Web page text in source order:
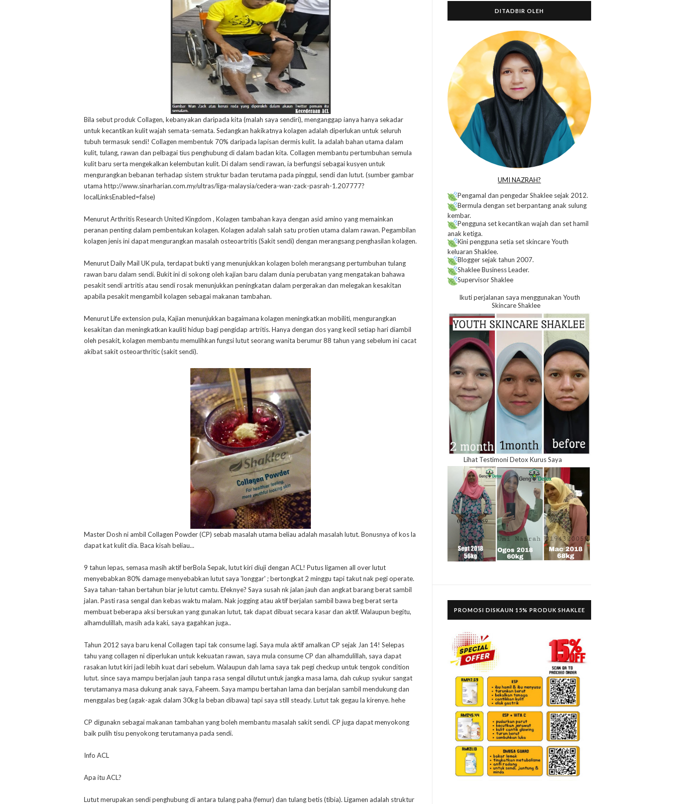
Bila sebut produk Collagen, kebanyakan daripada kita (malah saya sendiri), menganggap ianya hanya sekadar
untuk kecantikan kulit wajah semata-semata. Sedangkan hakikatnya kolagen adalah diperlukan untuk seluruh
tubuh termasuk sendi! Collagen membentuk 70% daripada lapisan dermis kulit. Ia adalah bahan utama dalam
kulit, tulang, rawan dan pelbagai tius penghubung di dalam badan kita. Collagen membantu pertumbuhan semula
kulit baru serta mengekalkan kelembutan kulit. Di dalam sendi rawan, ia berfungsi sebagai kusyen untuk
mengurangkan bebanan terhadap sistem struktur badan terutama pada pinggul, sendi dan lutut. (sumber gambar
utama http://www.sinarharian.com.my/ultras/liga-malaysia/cedera-wan-zack-pasrah-1.207777?
localLinksEnabled=false)
Menurut Arthritis Research United Kingdom , Kolagen tambahan kaya dengan asid amino yang memainkan
peranan penting dalam pembentukan kolagen. Kolagen adalah salah satu protien utama dalam rawan. Pegambilan
kolagen jenis ini dapat mengurangkan masalah osteoartritis (Sakit sendi) dengan merangsang penghasilan kolagen.
Menurut Daily Mail UK pula, terdapat bukti yang menunjukkan kolagen boleh merangsang pertumbuhan tulang
rawan baru dalam sendi. Bukit ini di sokong oleh kajian baru dalam dunia perubatan yang mengatakan bahawa
pesakit sendi artritis atau sendi rosak menunjukkan peningkatan dalam pergerakan dan melegakan kesakitan
apabila pesakit mengambil kolagen sebagai makanan tambahan.
Menurut Life extension pula, Kajian menunjukkan bagaimana kolagen meningkatkan mobiliti, mengurangkan
kesakitan dan meningkatkan kauliti hidup bagi pengidap artritis. Hanya dengan dos yang kecil setiap hari diambil
oleh pesakit, kolagen membantu memulihkan fungsi lutut seorang wanita berumur 88 tahun yang sebelum ini cacat
akibat sakit osteoarthritic (sakit sendi).
Master Dosh ni ambil Collagen Powder (CP) sebab masalah utama beliau adalah masalah lutut. Bonusnya of kos la
dapat kat kulit dia. Baca kisah beliau...
9 tahun lepas, semasa masih aktif berBola Sepak, lutut kiri diuji dengan ACL! Putus ligamen all over lutut
menyebabkan 80% damage menyebabkan lutut saya 'longgar' ; bertongkat 2 minggu tapi takut nak pegi operate.
Saya tahan-tahan bertahun biar je lutut camtu. Efeknye? Saya susah nk jalan jauh dan angkat barang berat sambil
jalan. Pasti rasa sengal dan kebas waktu malam. Nak jogging atau aktif berjalan sambil bawa beg berat serta
membuat beberapa aksi bersukan yang gunakan lutut, tak dapat dibuat secara kasar dan aktif. Walaupun begitu,
alhamdulillah, masih ada kaki, saya gagahkan juga..
Tahun 2012 saya baru kenal Collagen tapi tak consume lagi. Saya mula aktif amalkan CP sejak Jan 14! Selepas
tahu yang collagen ni diperlukan untuk kekuatan rawan, saya mula consume CP dan alhamdulillah, saya dapat
rasakan lutut kiri jadi lebih kuat dari sebelum. Walaupun dah lama saya tak pegi checkup untuk tengok condition
lutut. since saya mampu berjalan jauh tanpa rasa sengal dilutut untuk jangka masa lama, dah cukup syukur sangat
terutamanya masa dukung anak saya, Faheem. Saya mampu bertahan lama dan berjalan sambil mendukung dan
menggalas beg (agak-agak dalam 30kg la beban dibawa) tapi saya still steady. Lutut tak gegau la kirenye. hehe
CP digunakn sebagai makanan tambahan yang boleh membantu masalah sakit sendi. CP juga dapat menyokong
baik pulih tisu penyokong terutamanya pada sendi.
Info ACL
Apa itu ACL?
Lutut merupakan sendi penghubung di antara tulang paha (femur) dan tulang betis (tibia). Ligamen adalah struktur
r
DITADBIR OLEH
UMI NAZRAH?
Pengamal dan pengedar Shaklee sejak 2012.
Bermula dengan set berpantang anak sulung
kembar.
Pengguna set kecantikan wajah dan set hamil
anak ketiga.
Kini pengguna setia set skincare Youth
keluaran Shaklee.
Blogger sejak tahun 2007.
Shaklee Business Leader.
Supervisor Shaklee
Ikuti perjalanan saya menggunakan Youth
Skincare Shaklee
Lihat Testimoni Detox Kurus Saya
PROMOSI DISKAUN 15% PRODUK SHAKLEE